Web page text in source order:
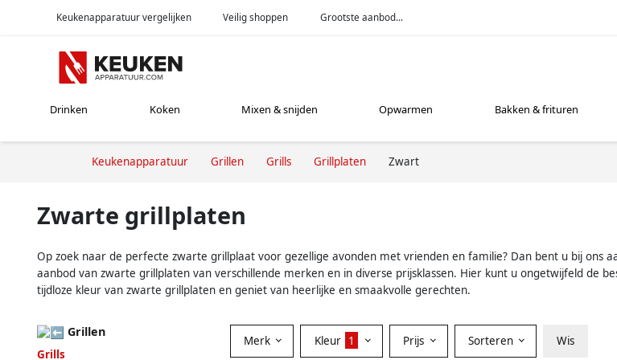
Keukenapparatuur vergelijken Veilig shoppen Grootste aanbod...
Drinken Koken Mixen & snijden Opwarmen Bakken & frituren
Keukenapparatuur Grillen Grills Grillplaten Zwart
Zwarte grillplaten
Op zoek naar de perfecte zwarte grillplaat voor gezellige avonden met vrienden en familie? Dan bent u bij ons
aanbod van zwarte grillplaten van verschillende merken en in diverse prijsklassen. Hier kunt u ongetwijfeld de
tijdloze kleur van zwarte grillplaten en geniet van heerlijke en smaakvolle gerechten.
Grillen
Grills
Merk Kleur 1 Prijs Sorteren Wis